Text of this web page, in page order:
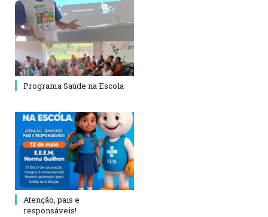
Programa Saúde na Escola
Atenção, pais e
responsáveis!